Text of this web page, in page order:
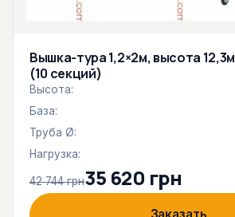
Вышка-тура 1,2×2м, высота 12,3м
(10 секций)
Высота:
База:
Труба Ø:
Нагрузка:
42 744 грн35 620 грн